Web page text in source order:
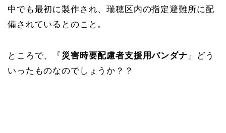
中でも最初に製作され、瑞穂区内の指定避難所に配
備されているとのこと。
ところで、『災害時要配慮者支援用バンダナ』どう
いったものなのでしょうか？？